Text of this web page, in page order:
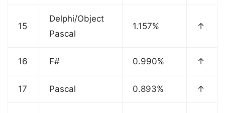
15
Delphi/Object
Pascal
1.157% ↑
16 F# 0.990% ↑
17 Pascal 0.893% ↑